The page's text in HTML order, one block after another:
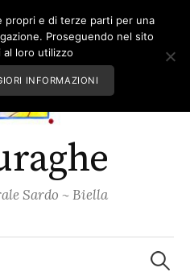
Sardo ~ Biella
per:
propri e di terze parti per una
Proseguendo nel sito
al loro utilizzo
INFORMAZIONI